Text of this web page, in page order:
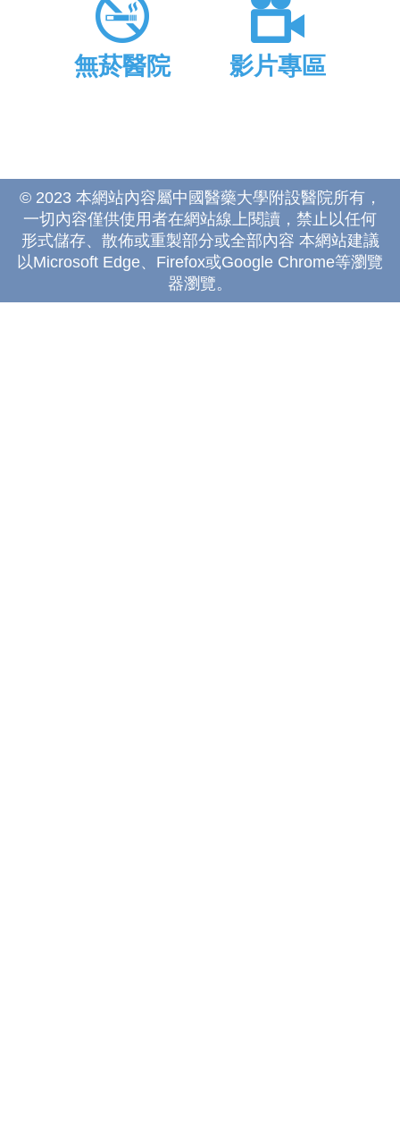
無菸醫院 影片專區
© 2023 本網站內容屬中國醫藥大學附設醫院所有，
一切內容僅供使用者在網站線上閱讀，禁止以任何
形式儲存、散佈或重製部分或全部內容 本網站建議
以Microsoft Edge、Firefox或Google Chrome等瀏覽
器瀏覽。